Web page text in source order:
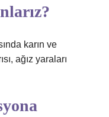
karın ve
ağız yaraları